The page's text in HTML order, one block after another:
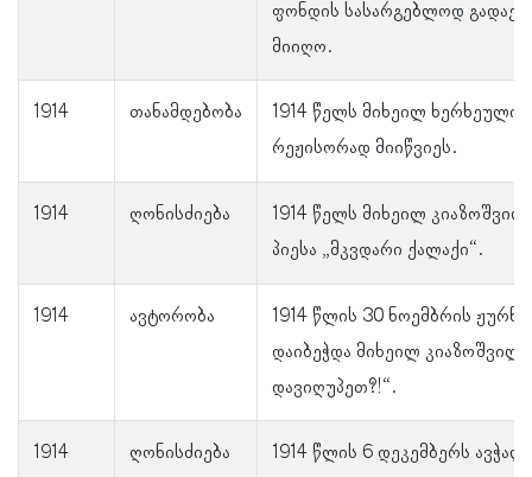
ფონდის სასარგებლოდ
მიიღო.
1914 თანამდებობა
1914 წელს მიხეილ
რეჟისორად მიიწვიეს.
1914 ღონისძიება
1914 წელს მიხეილ
პიესა „მკვდარი ქალაქი“.
1914 ავტორობა
1914 წლის 30 ნოემბრის
დაიბეჭდა მიხეილ
დავიღუპეთ?!“.
1914 ღონისძიება
1914 წლის 6 დეკემბერს